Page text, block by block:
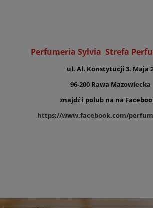
Perfumeria Sylvia Strefa
ul. Al. Konstytucji 3. Maja
96-200 Rawa Mazowiecka
znajdź i polub na na
https://www.facebook.com/